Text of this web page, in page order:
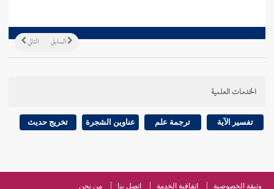
التالي السابق
الخدمات العلمية
تفسير الآية ترجمة علم عناوين الشجرة تخريج حديث
وثيقة الخصوصية اتفاقية الخدمة اتصل بنا من نحن